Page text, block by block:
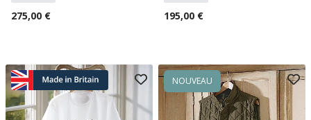
275,00 € 195,00 €
NOUVEAU